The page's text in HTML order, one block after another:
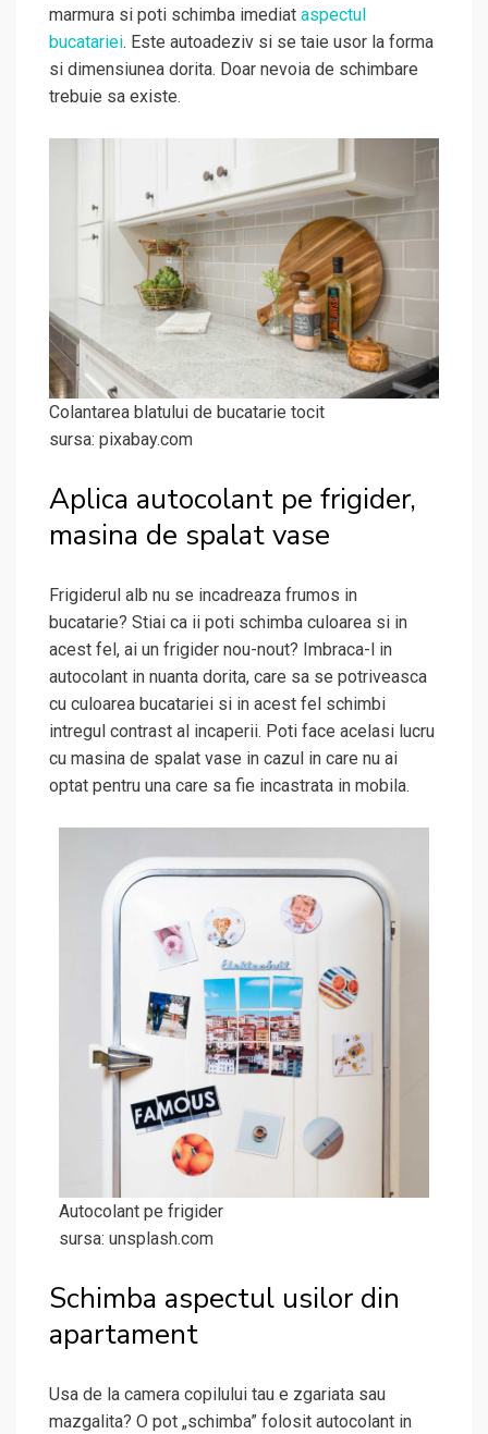
marmura si poti schimba imediat aspectul
bucatariei. Este autoadeziv si se taie usor la forma
si dimensiunea dorita. Doar nevoia de schimbare
trebuie sa existe.
Colantarea blatului de bucatarie tocit
sursa: pixabay.com
Aplica autocolant pe frigider,
masina de spalat vase
Frigiderul alb nu se incadreaza frumos in
bucatarie? Stiai ca ii poti schimba culoarea si in
acest fel, ai un frigider nou-nout? Imbraca-l in
autocolant in nuanta dorita, care sa se potriveasca
cu culoarea bucatariei si in acest fel schimbi
intregul contrast al incaperii. Poti face acelasi lucru
cu masina de spalat vase in cazul in care nu ai
optat pentru una care sa fie incastrata in mobila.
Autocolant pe frigider
sursa: unsplash.com
Schimba aspectul usilor din
apartament
Usa de la camera copilului tau e zgariata sau
mazgalita? O pot „schimba” folosit autocolant in